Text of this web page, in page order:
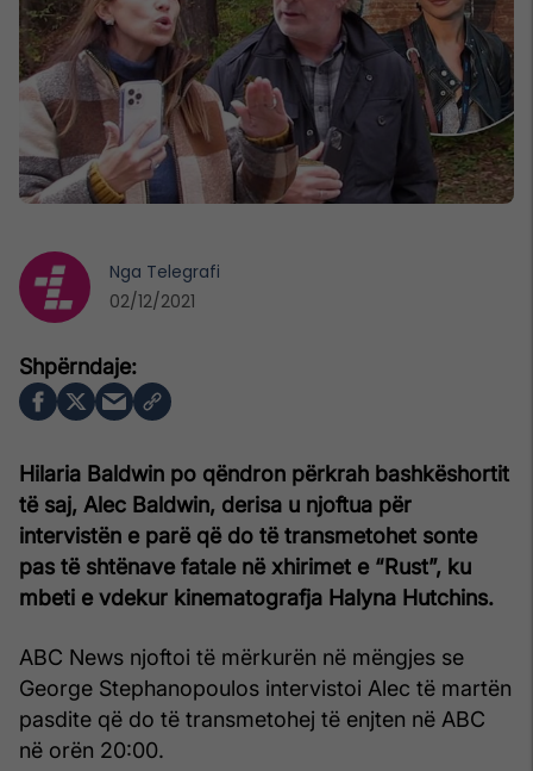
Hilaria Baldwin po qëndron përkrah bashkëshortit
të saj, Alec Baldwin, derisa u njoftua për
intervistën e parë që do të transmetohet sonte
pas të shtënave fatale në xhirimet e “Rust”, ku
mbeti e vdekur kinematografja Halyna Hutchins.
ABC News njoftoi të mërkurën në mëngjes se
George Stephanopoulos intervistoi Alec të martën
pasdite që do të transmetohej të enjten në ABC
në orën 20:00.
Nga Telegrafi
02/12/2021